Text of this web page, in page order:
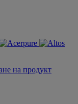
на продукт